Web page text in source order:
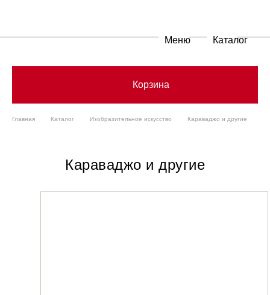
Меню Каталог
Корзина
Главная Каталог Изобразительное искусство Караваджо и другие
Караваджо и другие